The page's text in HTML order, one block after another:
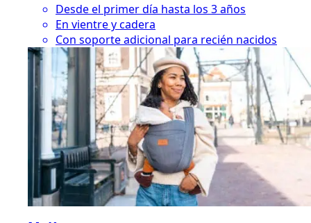
Desde el primer día hasta los 3 años
En vientre y cadera
Con soporte adicional para recién nacidos